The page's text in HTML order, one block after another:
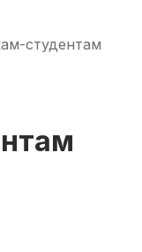
студентам